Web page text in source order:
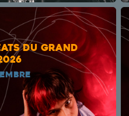
DU GRAND